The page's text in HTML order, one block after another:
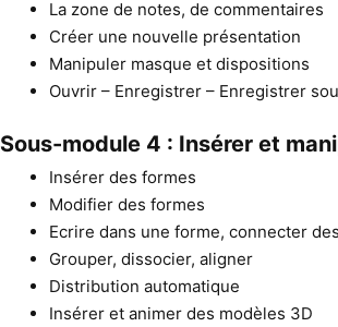
La zone de notes, de commentaires
Créer une nouvelle présentation
Manipuler masque et dispositions
Ouvrir – Enregistrer – Enregistrer
Sous-module 4 : Insérer et
Insérer des formes
Modifier des formes
Ecrire dans une forme, connecter
Grouper, dissocier, aligner
Distribution automatique
Insérer et animer des modèles 3D